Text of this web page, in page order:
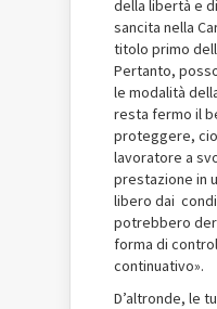
della libertà e
sancita nella
titolo primo
Pertanto,
le modalità
resta fermo il
proteggere,
lavoratore a
prestazione in
libero dai
potrebbero
forma di
continuativo».
D’altronde, le